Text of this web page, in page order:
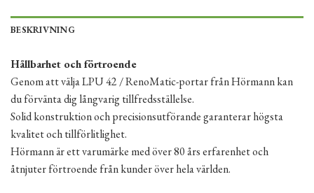
BESKRIVNING
Hållbarhet och förtroende
Genom att välja LPU 42 / RenoMatic-portar från Hörmann kan
du förvänta dig långvarig tillfredsställelse.
Solid konstruktion och precisionsutförande garanterar högsta
kvalitet och tillförlitlighet.
Hörmann är ett varumärke med över 80 års erfarenhet och
åtnjuter förtroende från kunder över hela världen.